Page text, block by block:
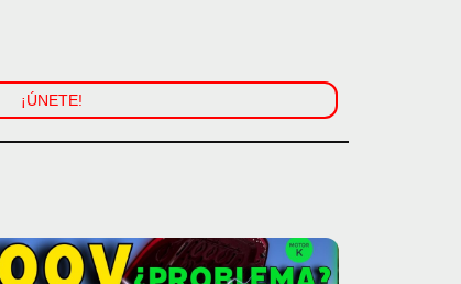
¡ÚNETE!